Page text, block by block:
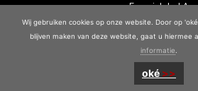
Energielabel A
Wij gebruiken cookies op onze website. Door op
blijven maken van deze website, gaat u hiermee
informatie
oké